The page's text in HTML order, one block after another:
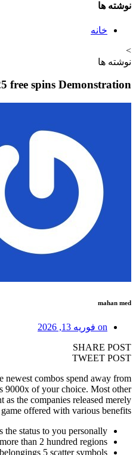
نوشته ها
خانه
>
نوشته ها
free spins Demonstration
mahan med
on فوریه 13, 2026
SHARE POST
TWEET POST
newest combos spend away from
9000x of your choice. Most other
the companies released merely
offered with various benefits.
status to you personally.
than 2 hundred regions.
5 scatter symbols.